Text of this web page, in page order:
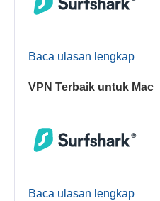
Baca ulasan lengkap
VPN Terbaik untuk Mac
Baca ulasan lengkap